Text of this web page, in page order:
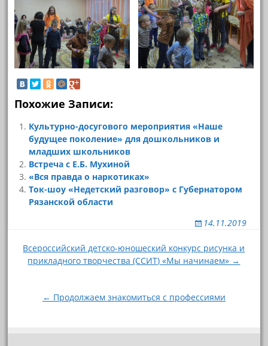
Похожие Записи:
Культурно-досугового мероприятия «Наше
будущее поколение» для дошкольников и
младших школьников
Встреча с Е.Б. Мухиной
«Вся правда о наркотиках»
Ток-шоу «Недетский разговор» с Губернатором
Рязанской области
14.11.2019
Навигация
Всероссийский детско-юношеский конкурс рисунка и
прикладного творчества (ССИТ) «Мы начинаем» →
← Продолжаем знакомиться с профессиями